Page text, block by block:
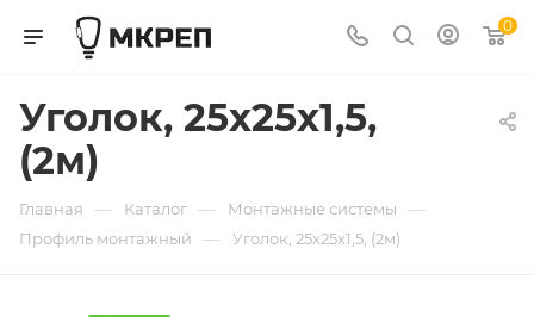
0
Уголок, 25х25х1,5,
(2м)
Главная — Каталог — Монтажные системы —
Профиль монтажный — Уголок, 25х25х1,5, (2м)